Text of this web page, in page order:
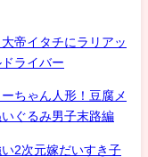
帝イタチにラリアッ
ライバー
ちゃん人形！豆腐メ
ぐるみ男子末路編
2次元嫁だいすき子